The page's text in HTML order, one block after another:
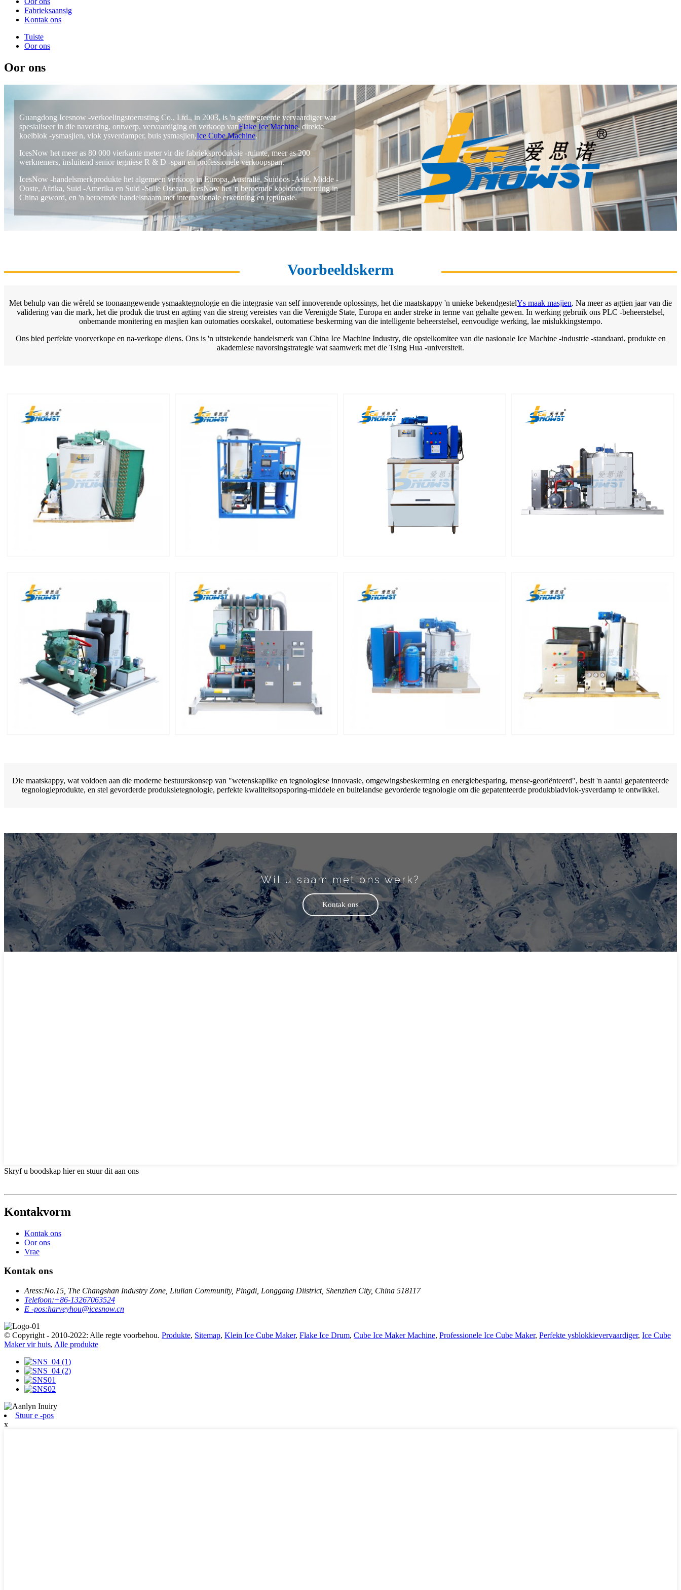
Fabrieksaansig
Kontak ons
Tuiste
Oor ons
Oor ons
Guangdong Icesnow -verkoelingstoerusting Co., Ltd., in 2003, is 'n geïntegreerde vervaardiger wat
spesialiseer in die navorsing, ontwerp, vervaardiging en verkoop vanFlake Ice Machine, direkte
koelblok -ysmasjien, vlok ysverdamper, buis ysmasjien,Ice Cube Machine.
IcesNow het meer as 80 000 vierkante meter vir die fabrieksproduksie -ruimte, meer as 200
werknemers, insluitend senior tegniese R & D -span en professionele verkoopspan.
IcesNow -handelsmerkprodukte het algemeen verkoop in Europa, Australië, Suidoos -Asië, Midde -
Ooste, Afrika, Suid -Amerika en Suid -Stille Oseaan. IcesNow het 'n beroemde koelonderneming in
China geword, en 'n beroemde handelsnaam met internasionale erkenning en reputasie.
Voorbeeldskerm
Met behulp van die wêreld se toonaangewende ysmaaktegnologie en die integrasie van self innoverende oplossings, het die maatskappy 'n unieke bekendgestelYs maak masjien. Na meer as agtien jaar van die
validering van die mark, het die produk die trust en agting van die streng vereistes van die Verenigde State, Europa en ander streke in terme van gehalte gewen. In werking gebruik ons ​​PLC -beheerstelsel,
onbemande monitering en masjien kan outomaties oorskakel, outomatiese beskerming van die intelligente beheerstelsel, eenvoudige werking, lae mislukkingstempo.
Ons bied perfekte voorverkope en na-verkope diens. Ons is 'n uitstekende handelsmerk van China Ice Machine Industry, die opstelkomitee van die nasionale Ice Machine -industrie -standaard, produkte en
akademiese navorsingstrategie wat saamwerk met die Tsing Hua -universiteit.
Die maatskappy, wat voldoen aan die moderne bestuurskonsep van "wetenskaplike en tegnologiese innovasie, omgewingsbeskerming en energiebesparing, mense-georiënteerd", besit 'n aantal gepatenteerde
tegnologieprodukte, en stel gevorderde produksietegnologie, perfekte kwaliteitsopsporing-middele en buitelandse gevorderde tegnologie om die gepatenteerde produkbladvlok-ysverdamp te ontwikkel.
Wil u saam met ons werk?
Kontak ons
Skryf u boodskap hier en stuur dit aan ons
Kontakvorm
Kontak ons
Oor ons
Vrae
Kontak ons
Aress:No.15, The Changshan Industry Zone, Liulian Community, Pingdi, Longgang Diistrict, Shenzhen City, China 518117
Telefoon:+86-13267063524
E -pos:harveyhou@icesnow.cn
© Copyright - 2010-2022: Alle regte voorbehou. Produkte, Sitemap, Klein Ice Cube Maker, Flake Ice Drum, Cube Ice Maker Machine, Professionele Ice Cube Maker, Perfekte ysblokkievervaardiger, Ice Cube
Maker vir huis, Alle produkte
Stuur e -pos
x